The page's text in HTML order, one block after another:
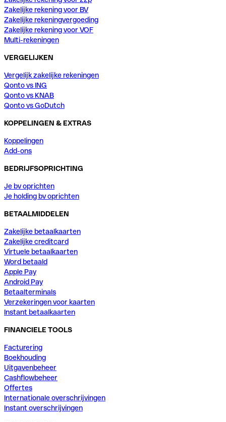
Zakelijke rekening voor BV
Zakelijke rekeningvergoeding
Zakelijke rekening voor VOF
Multi-rekeningen
VERGELIJKEN
Vergelijk zakelijke rekeningen
Qonto vs ING
Qonto vs KNAB
Qonto vs GoDutch
KOPPELINGEN & EXTRAS
Koppelingen
Add-ons
BEDRIJFSOPRICHTING
Je bv oprichten
Je holding bv oprichten
BETAALMIDDELEN
Zakelijke betaalkaarten
Zakelijke creditcard
Virtuele betaalkaarten
Word betaald
Apple Pay
Android Pay
Betaalterminals
Verzekeringen voor kaarten
Instant betaalkaarten
FINANCIELE TOOLS
Facturering
Boekhouding
Uitgavenbeheer
Cashflowbeheer
Offertes
Internationale overschrijvingen
Instant overschrijvingen